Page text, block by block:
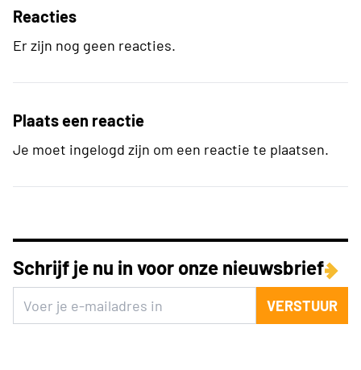
Reacties
Er zijn nog geen reacties.
Plaats een reactie
Je moet ingelogd zijn om een reactie te plaatsen.
Schrijf je nu in voor onze nieuwsbrief
VERSTUUR